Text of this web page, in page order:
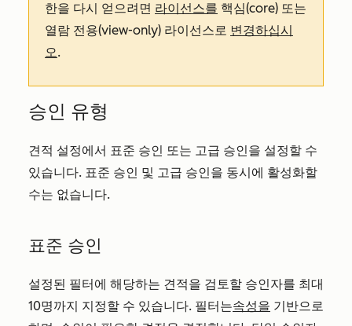
한을 다시 얻으려면 라이선스를 핵심(core) 또는
열람 전용(view-only) 라이선스로 변경하십시
오.
승인 유형
견적 설정에서 표준 승인 또는 고급 승인을 설정할 수
있습니다. 표준 승인 및 고급 승인을 동시에 활성화할
수는 없습니다.
표준 승인
설정된 필터에 해당하는 견적을 검토할 승인자를 최대
10명까지 지정할 수 있습니다. 필터는속성을 기반으로